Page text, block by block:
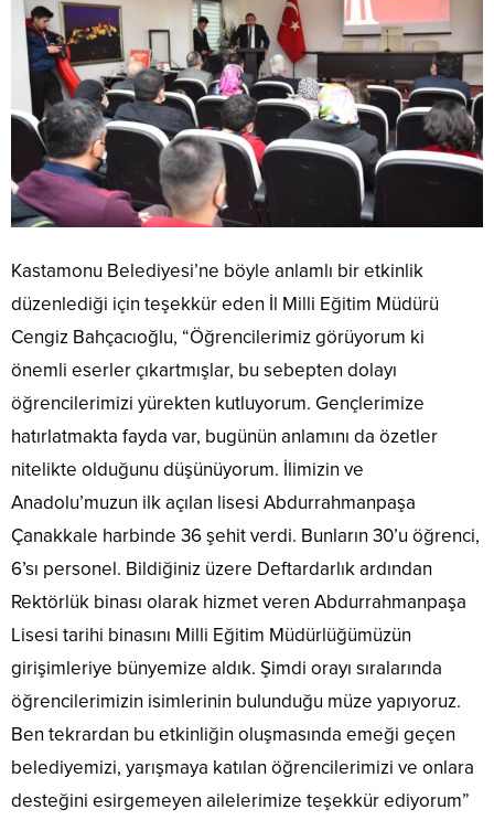
Kastamonu Belediyesi’ne böyle anlamlı bir etkinlik
düzenlediği için teşekkür eden İl Milli Eğitim Müdürü
Cengiz Bahçacıoğlu, “Öğrencilerimiz görüyorum ki
önemli eserler çıkartmışlar, bu sebepten dolayı
öğrencilerimizi yürekten kutluyorum. Gençlerimize
hatırlatmakta fayda var, bugünün anlamını da özetler
nitelikte olduğunu düşünüyorum. İlimizin ve
Anadolu’muzun ilk açılan lisesi Abdurrahmanpaşa
Çanakkale harbinde 36 şehit verdi. Bunların 30’u öğrenci,
6’sı personel. Bildiğiniz üzere Deftardarlık ardından
Rektörlük binası olarak hizmet veren Abdurrahmanpaşa
Lisesi tarihi binasını Milli Eğitim Müdürlüğümüzün
girişimleriye bünyemize aldık. Şimdi orayı sıralarında
öğrencilerimizin isimlerinin bulunduğu müze yapıyoruz.
Ben tekrardan bu etkinliğin oluşmasında emeği geçen
belediyemizi, yarışmaya katılan öğrencilerimizi ve onlara
desteğini esirgemeyen ailelerimize teşekkür ediyorum”